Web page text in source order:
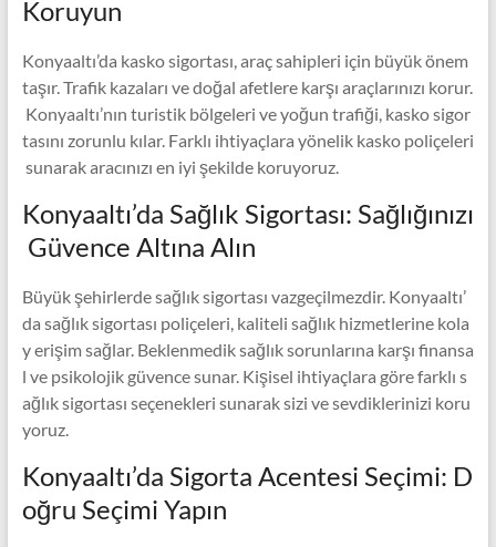
Koruyun
Konyaaltı’da kasko sigortası, araç sahipleri için büyük önem
taşır. Trafik kazaları ve doğal afetlere karşı araçlarınızı korur.
Konyaaltı’nın turistik bölgeleri ve yoğun trafiği, kasko sigor
tasını zorunlu kılar. Farklı ihtiyaçlara yönelik kasko poliçeleri
sunarak aracınızı en iyi şekilde koruyoruz.
Konyaaltı’da Sağlık Sigortası: Sağlığınızı
Güvence Altına Alın
Büyük şehirlerde sağlık sigortası vazgeçilmezdir. Konyaaltı’
da sağlık sigortası poliçeleri, kaliteli sağlık hizmetlerine kola
y erişim sağlar. Beklenmedik sağlık sorunlarına karşı finansa
l ve psikolojik güvence sunar. Kişisel ihtiyaçlara göre farklı s
ağlık sigortası seçenekleri sunarak sizi ve sevdiklerinizi koru
yoruz.
Konyaaltı’da Sigorta Acentesi Seçimi: D
oğru Seçimi Yapın